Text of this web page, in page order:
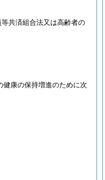
共済組合法又は高齢者の
健康の保持増進のために次